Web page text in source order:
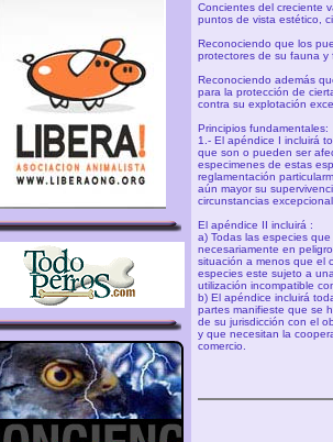
Concientes del creciente
puntos de vista estético,
Reconociendo que los
protectores de su fauna y
Reconociendo además
para la protección de
contra su explotación
Principios fundamentales:
1.- El apéndice I incluirá
que son o pueden ser
especimenes de estas
reglamentación
aún mayor su
circunstancias
El apéndice II incluirá :
a) Todas las especies
necesariamente en
situación a menos que el
especies este sujeto a
utilización incompatible
b) El apéndice incluirá
partes manifieste que se
de su jurisdicción con el
y que necesitan la
comercio.